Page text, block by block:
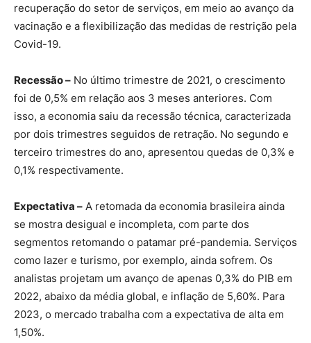
recuperação do setor de serviços, em meio ao avanço da
vacinação e a flexibilização das medidas de restrição pela
Covid-19.
Recessão – No último trimestre de 2021, o crescimento
foi de 0,5% em relação aos 3 meses anteriores. Com
isso, a economia saiu da recessão técnica, caracterizada
por dois trimestres seguidos de retração. No segundo e
terceiro trimestres do ano, apresentou quedas de 0,3% e
0,1% respectivamente.
Expectativa – A retomada da economia brasileira ainda
se mostra desigual e incompleta, com parte dos
segmentos retomando o patamar pré-pandemia. Serviços
como lazer e turismo, por exemplo, ainda sofrem. Os
analistas projetam um avanço de apenas 0,3% do PIB em
2022, abaixo da média global, e inflação de 5,60%. Para
2023, o mercado trabalha com a expectativa de alta em
1,50%.